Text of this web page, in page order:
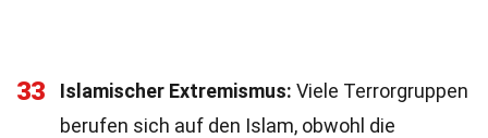
33 Islamischer Extremismus: Viele Terrorgruppen
berufen sich auf den Islam, obwohl die